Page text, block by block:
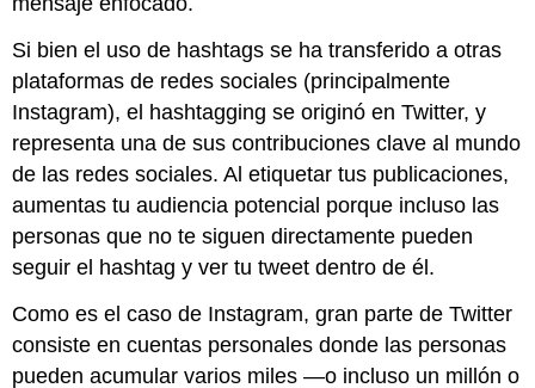
Si bien el uso de hashtags se ha transferido a otras
plataformas de redes sociales (principalmente
Instagram), el hashtagging se originó en Twitter, y
representa una de sus contribuciones clave al mundo
de las redes sociales. Al etiquetar tus publicaciones,
aumentas tu audiencia potencial porque incluso las
personas que no te siguen directamente pueden
seguir el hashtag y ver tu tweet dentro de él.
Como es el caso de Instagram, gran parte de Twitter
consiste en cuentas personales donde las personas
pueden acumular varios miles —o incluso un millón o